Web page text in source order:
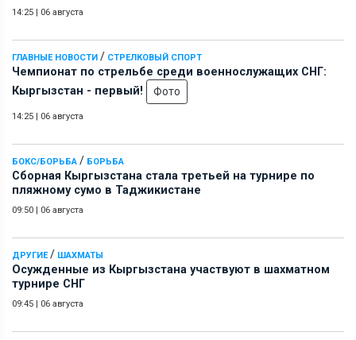
14:25 | 06 августа
ГЛАВНЫЕ НОВОСТИ / СТРЕЛКОВЫЙ СПОРТ
Чемпионат по стрельбе среди военнослужащих СНГ:
Кыргызстан - первый!
Фото
14:25 | 06 августа
БОКС/БОРЬБА / БОРЬБА
Сборная Кыргызстана стала третьей на турнире по
пляжному сумо в Таджикистане
09:50 | 06 августа
ДРУГИЕ/ ШАХМАТЫ
Осужденные из Кыргызстана участвуют в шахматном
турнире СНГ
09:45 | 06 августа